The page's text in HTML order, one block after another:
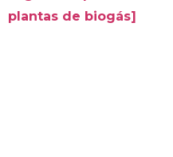
plantas de biogás]